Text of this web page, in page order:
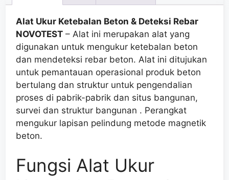
Alat Ukur Ketebalan Beton & Deteksi Rebar
NOVOTEST – Alat ini merupakan alat yang
digunakan untuk mengukur ketebalan beton
dan mendeteksi rebar beton. Alat ini ditujukan
untuk pemantauan operasional produk beton
bertulang dan struktur untuk pengendalian
proses di pabrik-pabrik dan situs bangunan,
survei dan struktur bangunan . Perangkat
mengukur lapisan pelindung metode magnetik
beton.
Fungsi Alat Ukur